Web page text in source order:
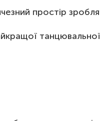
простір